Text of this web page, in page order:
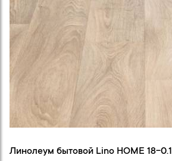
Линолеум бытовой Lino HOME 18-0.1